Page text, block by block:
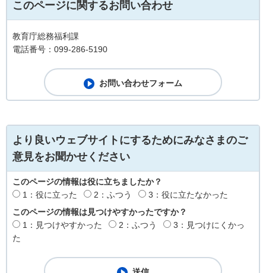
このページに関するお問い合わせ
教育庁総務福利課
電話番号：099-286-5190
より良いウェブサイトにするためにみなさまのご
意見をお聞かせください
このページの情報は役に立ちましたか？
1：役に立った
2：ふつう
3：役に立たなかった
このページの情報は見つけやすかったですか？
1：見つけやすかった
2：ふつう
3：見つけにくかっ
た